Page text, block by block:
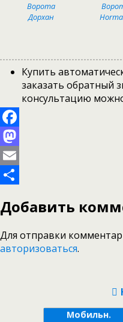
Ворота
Дорхан
Купить
заказать обратный
консультацию
Facebook
Mastodon
Email
Добавить
Для отправки
авторизоваться.
Мобильн.